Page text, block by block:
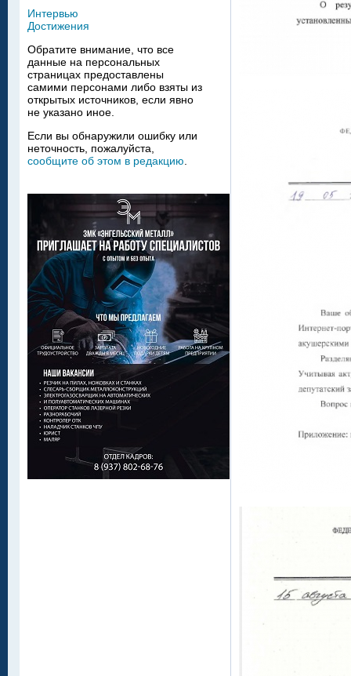
Интервью
Достижения
Обратите внимание, что все
данные на персональных
страницах предоставлены
самими персонами либо взяты из
открытых источников, если явно
не указано иное.
Если вы обнаружили ошибку или
неточность, пожалуйста,
сообщите об этом в редакцию